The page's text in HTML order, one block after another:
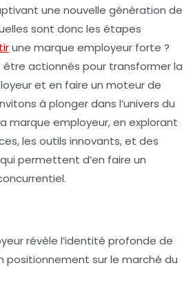
une nouvelle génération de
sont donc les étapes
une marque employeur forte ?
être actionnés pour transformer la
et en faire un moteur de
à plonger dans l’univers du
marque employeur, en explorant
les outils innovants, et des
permettent d’en faire un
révèle l’identité profonde de
positionnement sur le marché du